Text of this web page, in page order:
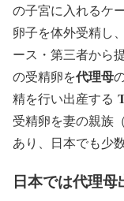
の子宮に入れるケ
卵子を体外受精し
ース・第三者から
の受精卵を代理母
精を行い出産する
受精卵を妻の親族
あり、日本でも少
日本では代理母